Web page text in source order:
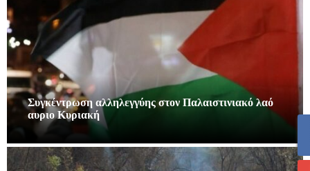
Συγκέντρωση αλληλεγγύης στον Παλαιστινιακό λαό
αυριο Κυριακή